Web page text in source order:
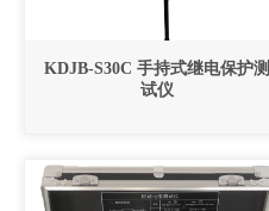
KDJB-S30C 手持式继电保护测
试仪